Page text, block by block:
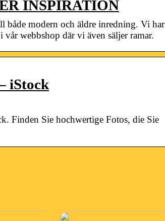
INSPIRATION
både modern och äldre inredning. Vi har
webbshop där vi även säljer ramar.
iStock
Finden Sie hochwertige Fotos, die Sie